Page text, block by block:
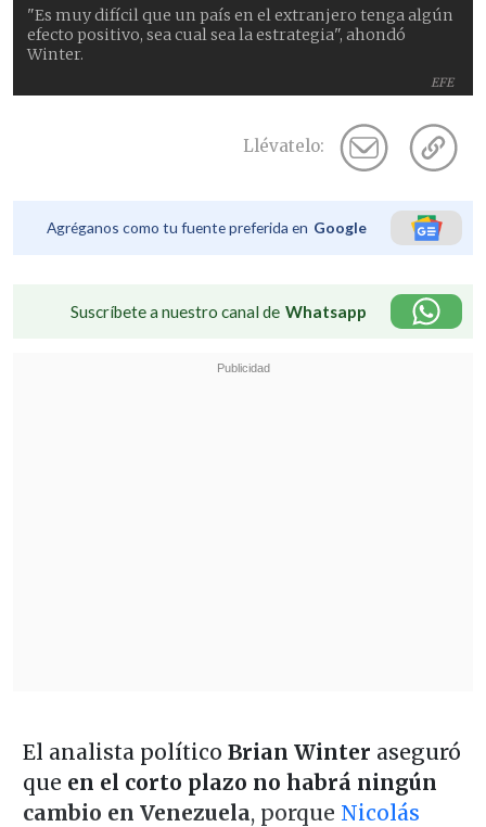
EFE
"Es muy difícil que un país en el extranjero tenga algún
efecto positivo, sea cual sea la estrategia", ahondó
Winter.
Llévatelo:
Agréganos como tu fuente preferida en Google
Suscríbete a nuestro canal de Whatsapp
El analista político Brian Winter aseguró
que en el corto plazo no habrá ningún
cambio en Venezuela, porque Nicolás